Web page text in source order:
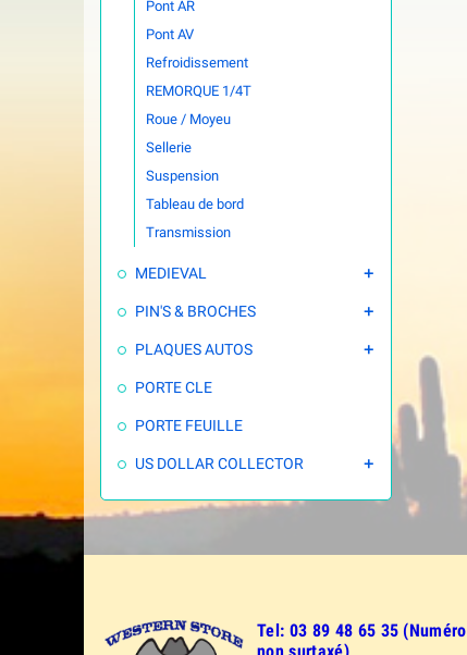
Pont AR
Pont AV
Refroidissement
REMORQUE 1/4T
Roue / Moyeu
Sellerie
Suspension
Tableau de bord
Transmission
MEDIEVAL 
PIN'S & BROCHES 
PLAQUES AUTOS 
PORTE CLE
PORTE FEUILLE
US DOLLAR COLLECTOR 
Tel: 03 89 48 65 35 (Numéro